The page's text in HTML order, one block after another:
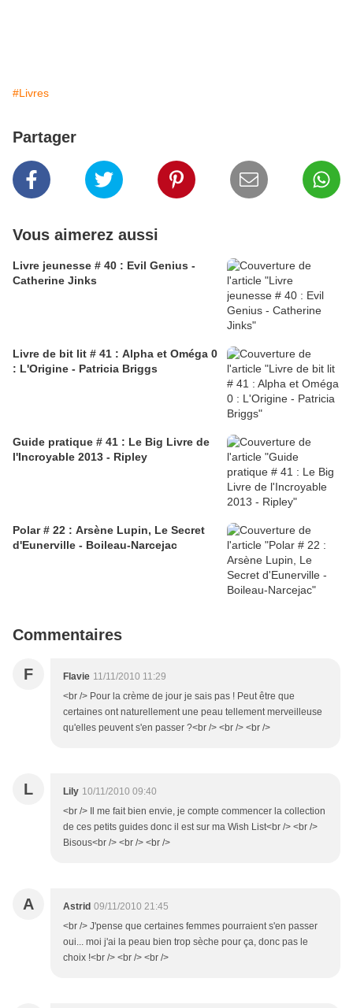
#Livres
Partager
Vous aimerez aussi
Livre jeunesse # 40 : Evil Genius -
Catherine Jinks
Livre de bit lit # 41 : Alpha et Oméga 0
: L'Origine - Patricia Briggs
Guide pratique # 41 : Le Big Livre de
l'Incroyable 2013 - Ripley
Polar # 22 : Arsène Lupin, Le Secret
d'Eunerville - Boileau-Narcejac
Commentaires
F Flavie 11/11/2010 11:29
<br /> Pour la crème de jour je sais pas ! Peut être que
certaines ont naturellement une peau tellement merveilleuse
qu'elles peuvent s'en passer ?<br /> <br /> <br />
L Lily 10/11/2010 09:40
<br /> Il me fait bien envie, je compte commencer la collection
de ces petits guides donc il est sur ma Wish List<br /> <br />
Bisous<br /> <br /> <br />
A Astrid 09/11/2010 21:45
<br /> J'pense que certaines femmes pourraient s'en passer
oui... moi j'ai la peau bien trop sèche pour ça, donc pas le
choix !<br /> <br /> <br />